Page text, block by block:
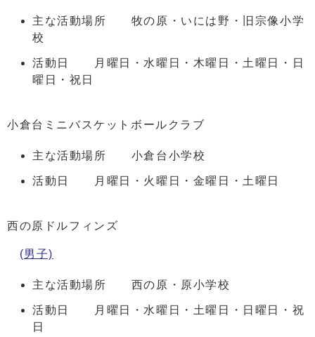
主な活動場所 牧の原・いには野・旧宗像小学
校
活動日 月曜日・水曜日・木曜日・土曜日・日
曜日・祝日
小倉台ミニバスケットボールクラブ
主な活動場所 小倉台小学校
活動日 月曜日・火曜日・金曜日・土曜日
西の原ドルフィンズ
(男子)
主な活動場所 西の原・原小学校
活動日 月曜日・水曜日・土曜日・日曜日・祝
日